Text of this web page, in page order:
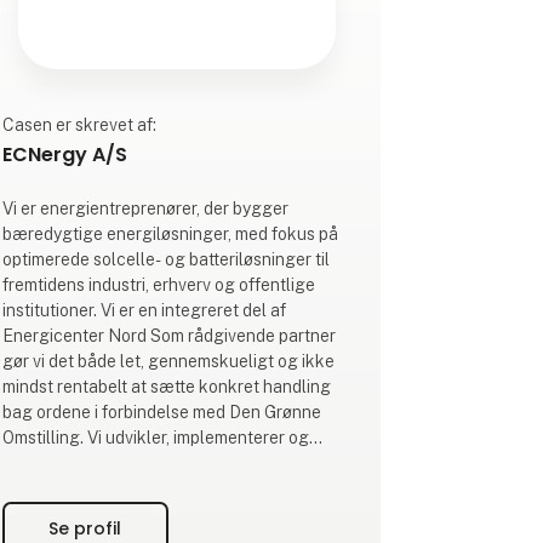
Casen er skrevet af:
ECNergy A/S
Vi er energientreprenører, der bygger
bæredygtige energiløsninger, med fokus på
optimerede solcelle- og batteriløsninger til
fremtidens industri, erhverv og offentlige
institutioner. Vi er en integreret del af
Energicenter Nord Som rådgivende partner
gør vi det både let, gennemskueligt og ikke
mindst rentabelt at sætte konkret handling
bag ordene i forbindelse med Den Grønne
Omstilling. Vi udvikler, implementerer og
solenergi er nøglen til at gøre Den Grønne
Se profil